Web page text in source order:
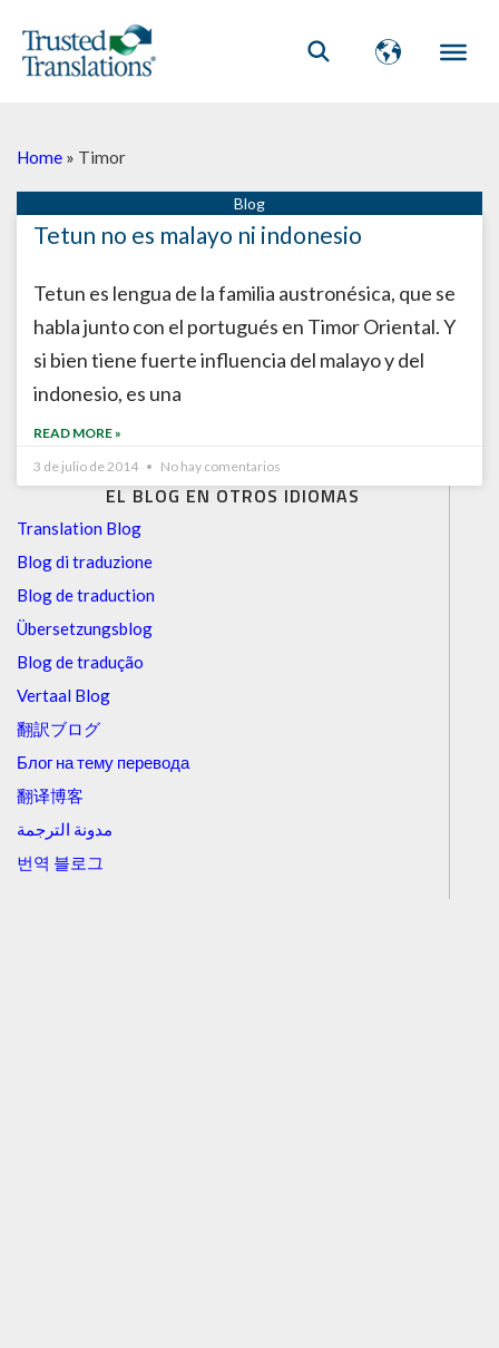
EL BLOG EN OTROS IDIOMAS
Translation Blog
Blog di traduzione
Blog de traduction
Übersetzungsblog
Blog de tradução
Vertaal Blog
翻訳ブログ
Блог на тему перевода
翻译博客
مدونة الترجمة
번역 블로그
Home » Timor
Tetun no es malayo ni indonesio
Tetun es lengua de la familia austronésica, que se
habla junto con el portugués en Timor Oriental. Y
si bien tiene fuerte influencia del malayo y del
indonesio, es una
READ MORE »
3 de julio de 2014
No hay comentarios